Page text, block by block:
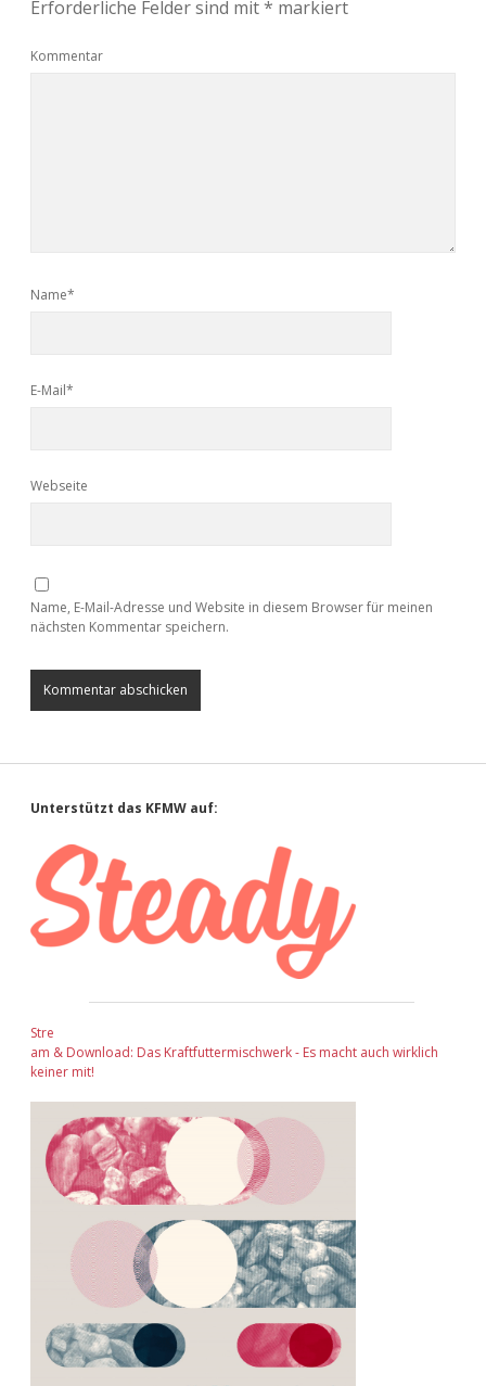
Erforderliche Felder sind mit* markiert
Kommentar
Name*
E-Mail*
Webseite
Name, E-Mail-Adresse und Website in diesem Browser für meinen
nächsten Kommentar speichern.
Sidebar
Unterstützt das KFMW auf:
Stre
am & Download: Das Kraftfuttermischwerk - Es macht auch wirklich
keiner mit!